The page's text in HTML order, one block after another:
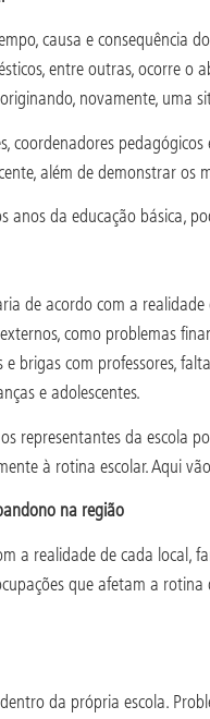
causa e consequência
entre outras, ocorre
novamente, uma
coordenadores
além de demonstrar
anos da educação básica,
de acordo com a
como problemas
brigas com professores,
e adolescentes.
representantes da escola
à rotina escolar. Aqui
na região
a realidade de cada local,
que afetam a
da própria escola.